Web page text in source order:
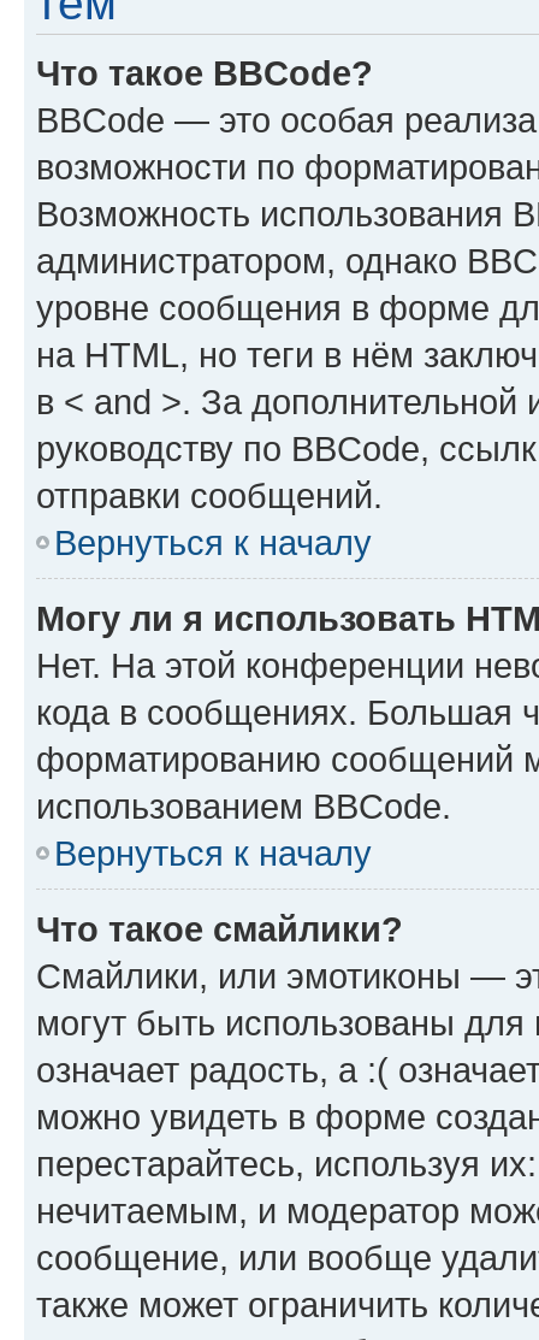
Что такое BBCode?
BBCode — это особая
возможности по
Возможность использования
администратором, однако
уровне сообщения в форме
на HTML, но теги в нём
в < and >. За
руководству по BBCode,
отправки сообщений.
Вернуться к началу
Могу ли я использовать
Нет. На этой конференции
кода в сообщениях. Большая
форматированию сообщений
использованием BBCode.
Вернуться к началу
Что такое смайлики?
Смайлики, или эмотиконы —
могут быть использованы
означает радость, а :(
можно увидеть в форме
перестарайтесь, используя
нечитаемым, и модератор
сообщение, или вообще
также может ограничить